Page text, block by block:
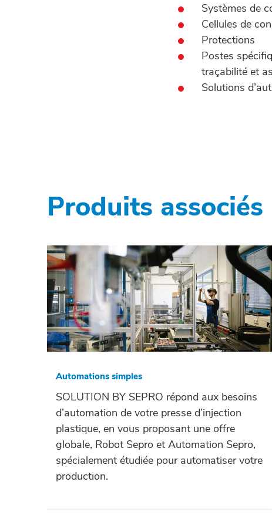
Systèmes de
Cellules de
Protections
Postes
traçabilité et
Solutions
Produits associés
Automations simples
SOLUTION BY SEPRO répond aux besoins
d’automation de votre presse d’injection
plastique, en vous proposant une offre
globale, Robot Sepro et Automation Sepro,
spécialement étudiée pour automatiser votre
production.